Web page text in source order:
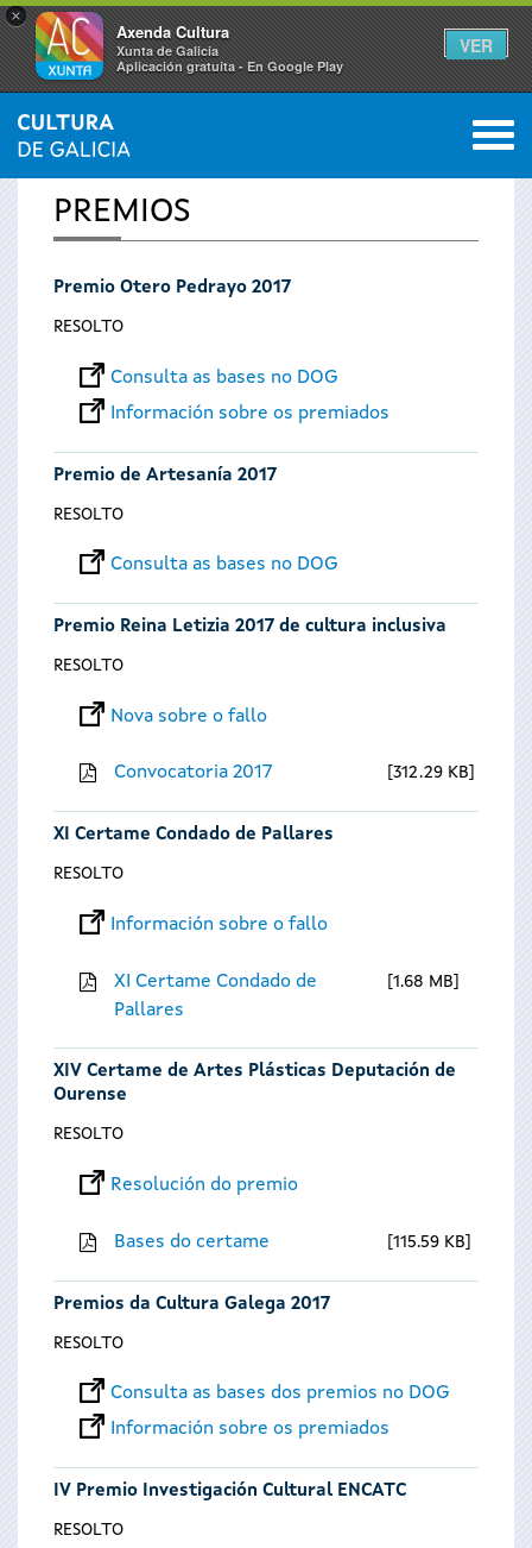
×
Axenda Cultura
Xunta de Galicia
Aplicación gratuíta - En Google Play
VER
Vostede
está
aquí
INICIO 0
PREMIOS
Premio Otero Pedrayo 2017
RESOLTO
Consulta as bases no DOG
Información sobre os premiados
Premio de Artesanía 2017
RESOLTO
Consulta as bases no DOG
Premio Reina Letizia 2017 de cultura inclusiva
RESOLTO
Nova sobre o fallo
Convocatoria 2017 312.29 KB
XI Certame Condado de Pallares
RESOLTO
Información sobre o fallo
XI Certame Condado de
Pallares
1.68 MB
XIV Certame de Artes Plásticas Deputación de
Ourense
RESOLTO
Resolución do premio
Bases do certame 115.59 KB
Premios da Cultura Galega 2017
RESOLTO
Consulta as bases dos premios no DOG
Información sobre os premiados
IV Premio Investigación Cultural ENCATC
RESOLTO